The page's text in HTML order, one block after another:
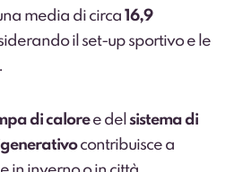
media di circa 16,9
il set-up sportivo e le
di caloree del sistema di
contribuisce a